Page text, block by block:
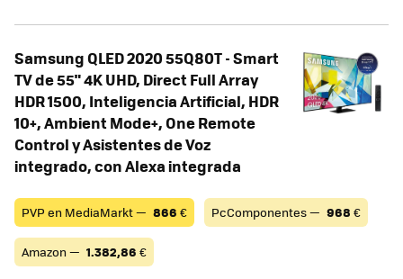
Samsung QLED 2020 55Q80T - Smart
TV de 55" 4K UHD, Direct Full Array
HDR 1500, Inteligencia Artificial, HDR
10+, Ambient Mode+, One Remote
Control y Asistentes de Voz
integrado, con Alexa integrada
PVP en MediaMarkt — 866 € PcComponentes — 968 €
Amazon — 1.382,86 €